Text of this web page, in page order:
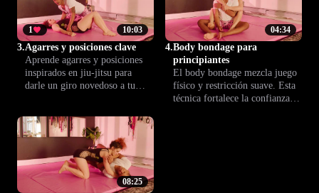
10:03
1
3.Agarres y posiciones clave
Aprende agarres y posiciones
inspirados en jiu-jitsu para
darle un giro novedoso a tu
conexión en pareja, creando
encuentros más plenos y
estimulantes.
04:34
4.Body bondage para
principiantes
El body bondage mezcla juego
físico y restricción suave. Esta
técnica fortalece la confianza,
08:25